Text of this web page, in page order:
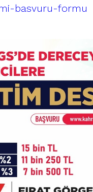
basvuru-formu